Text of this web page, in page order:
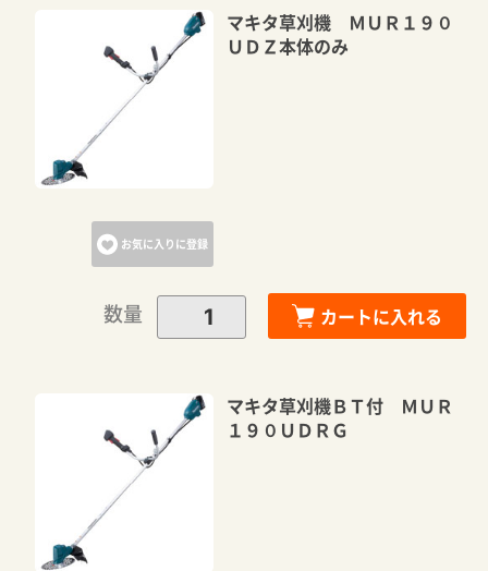
お気に入りに登録
マキタ草刈機 ＭＵＲ１９０
ＵＤＺ本体のみ
数量 カートに入れる
マキタ草刈機ＢＴ付 ＭＵＲ
１９０ＵＤＲＧ